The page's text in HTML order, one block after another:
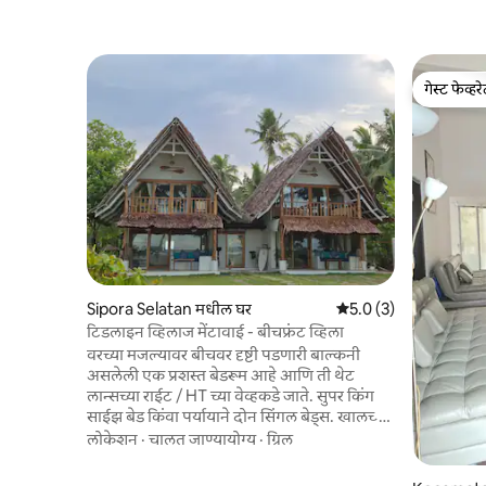
Sipora Selatan मधील घर 5 पैकी 5.0 सरासरी रेटिंग,
5.0 (3)
टिडलाइन व्हिलाज मेंटावाई - बीचफ्रंट व्हिला
वरच्या मजल्यावर बीचवर दृष्टी पडणारी बाल्कनी
असलेली एक प्रशस्त बेडरूम आहे आणि ती थेट
लान्सच्या राईट / HT च्या वेव्हकडे जाते. सुपर किंग
साईझ बेड किंवा पर्यायाने दोन सिंगल बेड्स. खालच्या
मजल्यावर जेवणाचे टेबल, सोफा आणि मुलांसाठी
लोकेशन ·चालत जाण्यायोग्य·ग्रिल
गेस्ट
गेस्ट